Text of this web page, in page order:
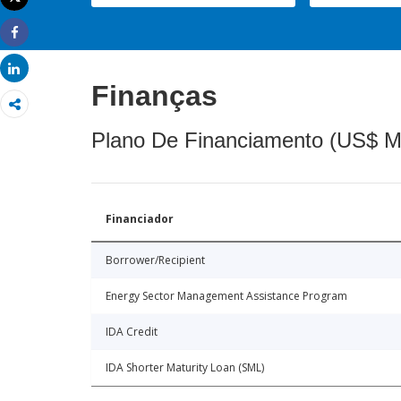
Imprimir
Share
Share
Finanças
Plano De Financiamento (US$
Financiador
Borrower/Recipient
Energy Sector Management Assistance Program
IDA Credit
IDA Shorter Maturity Loan (SML)